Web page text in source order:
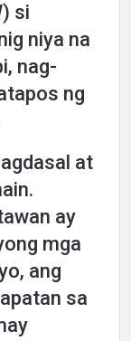
si
niya na
nag-
ng
at
ay
mga
ang
sa